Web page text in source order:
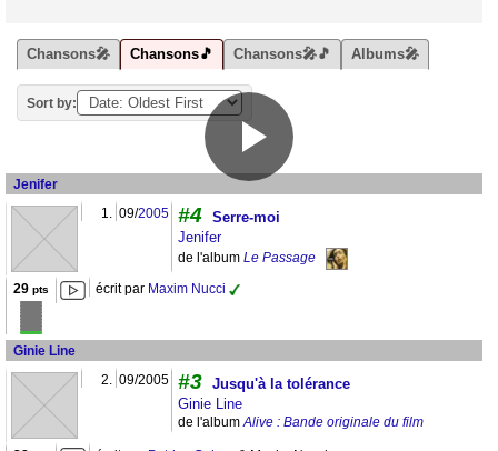
Chansons🎤 Chansons🎵 Chansons🎤🎵 Albums🎤
Sort by:
Jenifer
1. 09/2005 #4 Serre-moi
Jenifer
de l'album Le Passage
29 pts écrit par Maxim Nucci
Ginie Line
2. 09/2005 #3 Jusqu'à la tolérance
Ginie Line
de l'albumAlive : Bande originale du film